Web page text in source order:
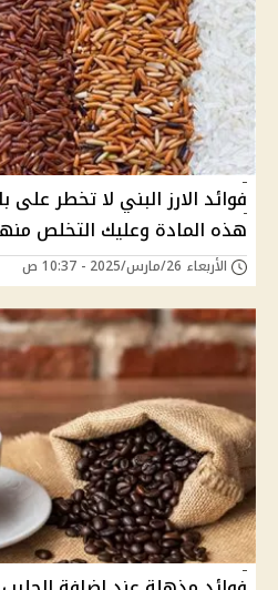
فوائد الارز البني لا تخطر
هذه المادة وعليك التخلص
الأربعاء 26/مارس/2025 - 10:37 ص